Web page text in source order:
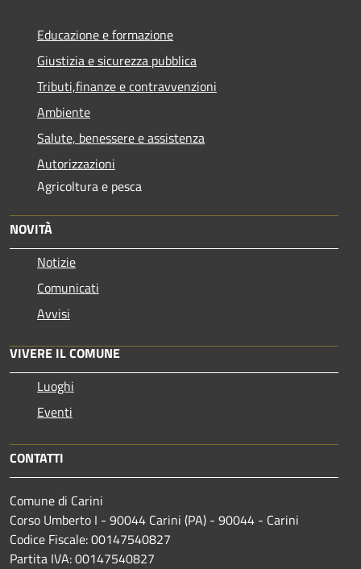
Educazione e formazione
Giustizia e sicurezza pubblica
Tributi,finanze e contravvenzioni
Ambiente
Salute, benessere e assistenza
Autorizzazioni
Agricoltura e pesca
NOVITÀ
Notizie
Comunicati
Avvisi
VIVERE IL COMUNE
Luoghi
Eventi
CONTATTI
Comune di Carini
Corso Umberto I - 90044 Carini (PA) - 90044 - Carini
Codice Fiscale: 00147540827
Partita IVA: 00147540827